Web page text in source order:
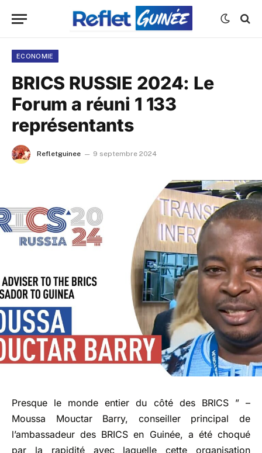
ECONOMIE
BRICS RUSSIE 2024: Le
Forum a réuni 1 133
représentants
Refletguinee 9 septembre 2024
Presque le monde entier du côté des BRICS ” –
Moussa Mouctar Barry, conseiller principal de
l’ambassadeur des BRICS en Guinée, a été choqué
par la rapidité avec laquelle cette organisation